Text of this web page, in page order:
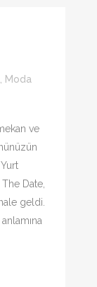
Moda
ve
Date,
geldi.